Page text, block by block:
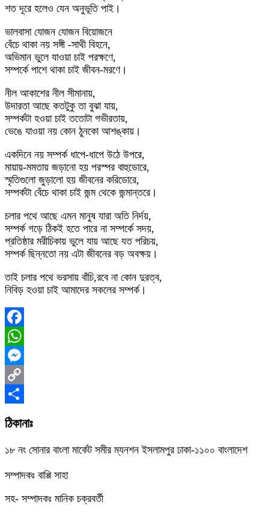
শত দূরে হলেও যেন অনুভূতি পাই।
ভালবাসা যোজন যোজন বিয়োজনে
বেঁচে থাকা নয় সঙ্গী -সাথী বিহনে,
অভিমান ভুলে যাওয়া চাই পরক্ষণে,
সম্পর্কে পাশে থাকা চাই জীবন-মরণে।
নীল আকাশের নীল সীমানায়,
উদারতা আছে কতটুকু তা বুঝা যায়,
সম্পর্কটা হওয়া চাই ততোটা গভীরতায়,
ভেঙে যাওয়া নয় কোন ঠুনকো আশঙ্কায়।
একদিনে নয় সম্পর্ক ধাপে-ধাপে উঠে উপরে,
মায়ায়-মমতায় জড়ানো হয় পরস্পর বাহুডোরে,
স্মৃতিগুলো জুড়ালো হয় জীবনের করিডোরে,
সম্পর্কটা বেঁচে থাকা চাই জন্ম থেকে জন্মান্তরে।
চলার পথে আছে এমন মানুষ যারা অতি নির্দয়,
সম্পর্ক গড়ে ঠিকই হতে পারে না সম্পর্কে সদয়,
প্রতিষ্ঠার মরীচিকায় ভুলে যায় আছে যত পরিচয়,
সম্পর্ক ছিন্নতো নয় এটা জীবনের বড় অবক্ষয়।
তাই চলার পথে ভরসায় বাঁচি,রবে না কোন দুরত্ব,
নিবিড় হওয়া চাই আমাদের সকলের সম্পর্ক।
Facebook
WhatsApp
Messenger
Copy
Link
Share
ঠিকানাঃ
১৮ নং সোনার বাংলা মার্কেট সমীর ম্যনশন ইসলামপুর ঢাকা-১১০০ বাংলাদেশ
সম্পাদকঃ বাপ্পি সাহা
সহ- সম্পাদকঃ মানিক চক্রবর্তী